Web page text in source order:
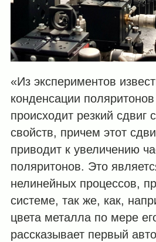
«Из экспериментов
конденсации
происходит резкий сдвиг
свойств, причем этот
приводит к увеличению
поляритонов. Это
нелинейных процессов,
системе, так же, как,
цвета металла по мере
рассказывает первый